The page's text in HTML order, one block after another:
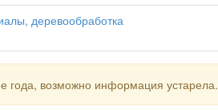
деревообработка
года, возможно информация устарела.